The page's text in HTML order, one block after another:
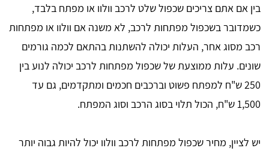
בין אם אתם צריכים שכפול שלט לרכב וולוו או מפתח בלבד,
כשמדובר בשכפול מפתחות לרכב, לא משנה אם וולוו או מפתחות
רכב מסוג אחר, העלות יכולה להשתנות בהתאם לכמה גורמים
שונים. עלות ממוצעת של שכפול מפתחות לרכב יכולה לנוע בין
250 ש"ח למפתח פשוט וברכבים חכמים ומתקדמים, גם עד
1,500 ש"ח, הכול תלוי בסוג הרכב וסוג המפתח.
יש לציין, מחיר שכפול מפתחות לרכב וולוו יכול להיות גבוה יותר